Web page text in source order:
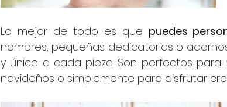
Lo mejor de todo es que puedes
nombres, pequeñas dedicatorias o
y único a cada pieza. Son perfectos
navideños o simplemente para disfrutar